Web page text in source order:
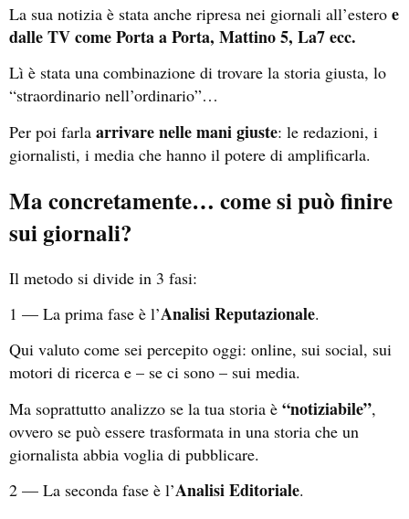
La sua notizia è stata anche ripresa nei giornali all’estero e
dalle TV come Porta a Porta, Mattino 5, La7 ecc.
Lì è stata una combinazione di trovare la storia giusta, lo
“straordinario nell’ordinario”…
Per poi farla arrivare nelle mani giuste: le redazioni, i
giornalisti, i media che hanno il potere di amplificarla.
Ma concretamente… come si può finire
sui giornali?
Il metodo si divide in 3 fasi:
1 — La prima fase è l’Analisi Reputazionale.
Qui valuto come sei percepito oggi: online, sui social, sui
motori di ricerca e – se ci sono – sui media.
Ma soprattutto analizzo se la tua storia è “notiziabile”,
ovvero se può essere trasformata in una storia che un
giornalista abbia voglia di pubblicare.
2 — La seconda fase è l’Analisi Editoriale.